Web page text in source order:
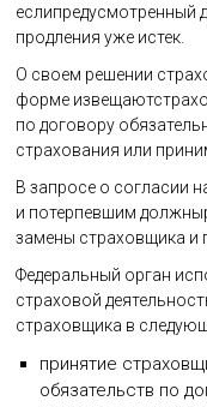
еслипредусмотренный
продления уже истек.
О своем решении
форме
по договору
страхования или
В запросе о согласии
и потерпевшим
замены страховщика и
Федеральный орган
страховой
страховщика в
принятие
обязательств по